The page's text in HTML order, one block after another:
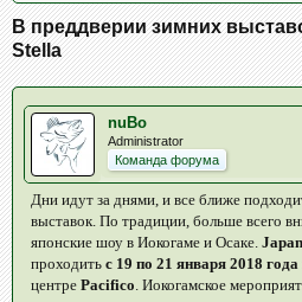
В преддверии зимних
Stella
nuBo
Administrator
Команда форума
Дни идут за днями, и все ближе
выставок. По традиции, больше всего
японские шоу в Иокогаме и Осаке.
проходить с 19 по 21 января 2018 года
центре Pacifico. Иокогамское